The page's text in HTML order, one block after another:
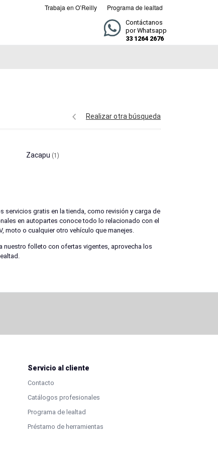
Trabaja en O’Reilly Programa de lealtad
Contáctanos
por Whatsapp
33 1264 2676
Realizar otra búsqueda
Zacapu (1)
servicios gratis en la tienda, como revisión y carga de
en autopartes conoce todo lo relacionado con el
moto o cualquier otro vehículo que manejes.
nuestro folleto con ofertas vigentes, aprovecha los
Servicio al cliente
Contacto
Catálogos profesionales
Programa de lealtad
Préstamo de herramientas